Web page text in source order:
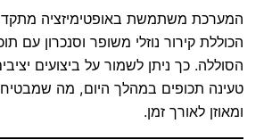
המערכת משתמשת באופטימיזציה
הכוללת קירור נוזלי משופר וסנכרון עם
הסוללה. כך ניתן לשמור על ביצועים
טעינה תכופים במהלך היום, מה
ומאוזן לאורך זמן.